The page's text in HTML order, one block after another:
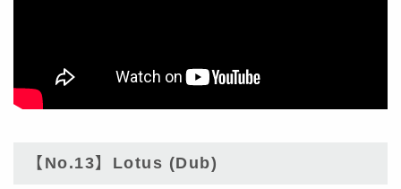
【No.13】Lotus (Dub)